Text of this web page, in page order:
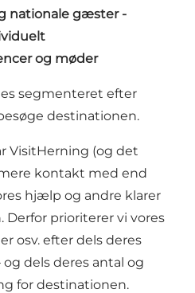
nationale gæster -
og møder
segmenteret efter
destinationen.
VisitHerning (og det
kontakt med end
hjælp og andre klarer
prioriterer vi vores
osv. efter dels deres
dels deres antal og
for destinationen.